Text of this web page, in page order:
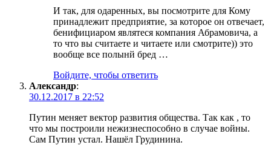
И так, для одаренных, вы посмотрите для Кому
принадлежит предприятие, за которое он отвечает,
бенифициаром являтеся компания Абрамовича, а
то что вы считаете и читаете или смотрите)) это
вообще все полынй бред …
Войдите, чтобы ответить
Александр:
30.12.2017 в 22:52
Путин меняет вектор развития общества. Так как , то
что мы построили нежизнеспособно в случае войны.
Сам Путин устал. Нашёл Грудинина.